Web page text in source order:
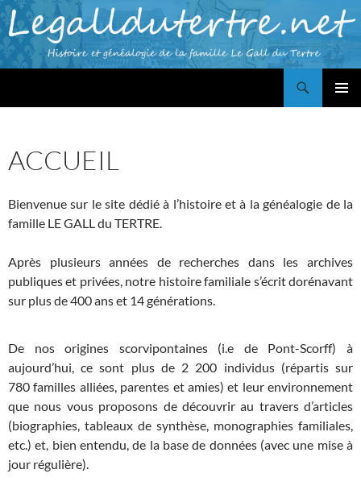
Aller
au
contenu
ACCUEIL
Bienvenue sur le site dédié à l’histoire et à la généalogie de la
famille LE GALL du TERTRE.
Après plusieurs années de recherches dans les archives
publiques et privées, notre histoire familiale s’écrit dorénavant
sur plus de 400 ans et 14 générations.
De nos origines scorvipontaines (i.e de Pont-Scorff) à
aujourd’hui, ce sont plus de 2 200 individus (répartis sur
780 familles alliées, parentes et amies) et leur environnement
que nous vous proposons de découvrir au travers d’articles
(biographies, tableaux de synthèse, monographies familiales,
etc.) et, bien entendu, de la base de données (avec une mise à
jour régulière).